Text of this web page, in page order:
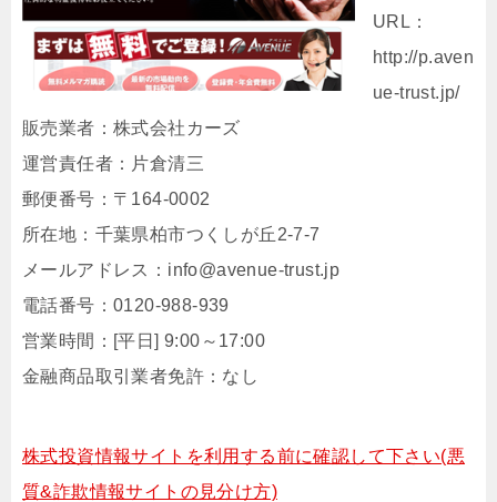
URL：
http://p.aven
ue-trust.jp/
販売業者：株式会社カーズ
運営責任者：片倉清三
郵便番号：〒164-0002
所在地：千葉県柏市つくしが丘2-7-7
メールアドレス：info@avenue-trust.jp
電話番号：0120-988-939
営業時間：[平日] 9:00～17:00
金融商品取引業者免許：なし
株式投資情報サイトを利用する前に確認して下さい(悪
質&詐欺情報サイトの見分け方)